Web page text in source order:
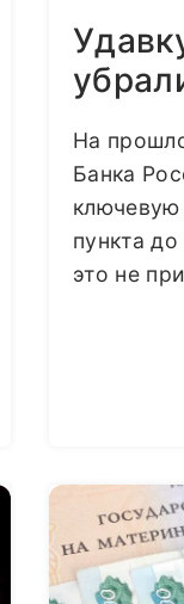
На
Банка
ключевую
пункта
это не